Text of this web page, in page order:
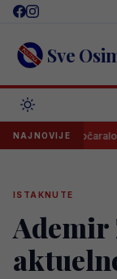
Skip
content Sve
NAJNOVIJE
razočaralo na
ISTAKNUTE
Ademir